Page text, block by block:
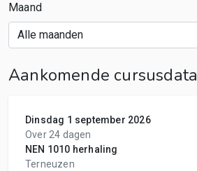
Maand
Aankomende cursusdata
Dinsdag 1 september 2026
Over 24 dagen
NEN 1010 herhaling
Terneuzen